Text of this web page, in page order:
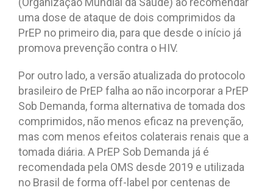
uma dose de ataque de dois comprimidos da
PrEP no primeiro dia, para que desde o início já
promova prevenção contra o HIV.
Por outro lado, a versão atualizada do protocolo
brasileiro de PrEP falha ao não incorporar a PrEP
Sob Demanda, forma alternativa de tomada dos
comprimidos, não menos eficaz na prevenção,
mas com menos efeitos colaterais renais que a
tomada diária. A PrEP Sob Demanda já é
recomendada pela OMS desde 2019 e utilizada
no Brasil de forma off-label por centenas de